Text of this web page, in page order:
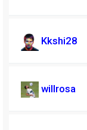
Kkshi28
willrosa